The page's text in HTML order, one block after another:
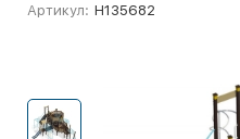
Артикул: Н135682